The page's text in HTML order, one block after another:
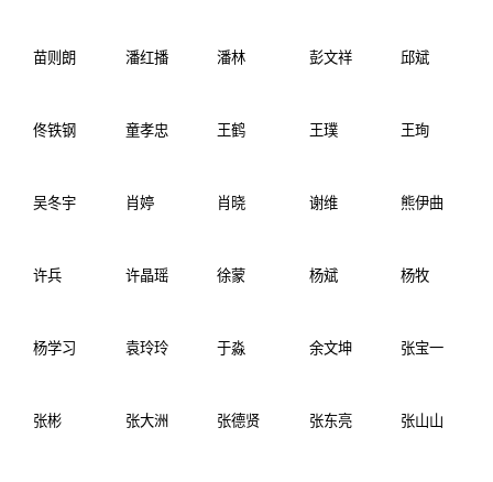
苗则朗 潘红播 潘林 彭文祥 邱斌
佟铁钢 童孝忠 王鹤 王璞 王珣
吴冬宇 肖婷 肖晓 谢维 熊伊曲
许兵 许晶瑶 徐蒙 杨斌 杨牧
杨学习 袁玲玲 于淼 余文坤 张宝一
张彬 张大洲 张德贤 张东亮 张山山